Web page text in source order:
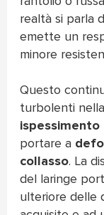
realtà si parla
emette un
minore
Questo
turbolenti
portare a
collasso. La
del laringe
ulteriore delle